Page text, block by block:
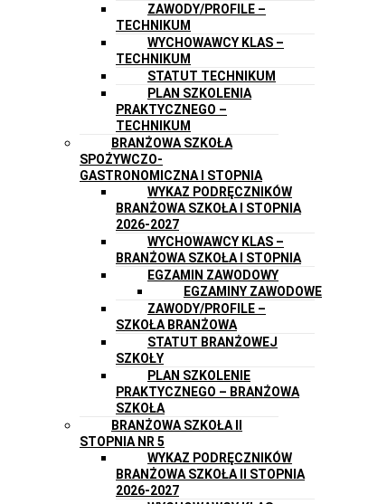
ZAWODY/PROFILE –
TECHNIKUM
WYCHOWAWCY KLAS –
TECHNIKUM
STATUT TECHNIKUM
PLAN SZKOLENIA
PRAKTYCZNEGO –
TECHNIKUM
BRANŻOWA SZKOŁA
SPOŻYWCZO-
GASTRONOMICZNA I STOPNIA
WYKAZ PODRĘCZNIKÓW
BRANŻOWA SZKOŁA I STOPNIA
2026-2027
WYCHOWAWCY KLAS –
BRANŻOWA SZKOŁA I STOPNIA
EGZAMIN ZAWODOWY
EGZAMINY ZAWODOWE
ZAWODY/PROFILE –
SZKOŁA BRANŻOWA
STATUT BRANŻOWEJ
SZKOŁY
PLAN SZKOLENIE
PRAKTYCZNEGO – BRANŻOWA
SZKOŁA
BRANŻOWA SZKOŁA II
STOPNIA NR 5
WYKAZ PODRĘCZNIKÓW
BRANŻOWA SZKOŁA II STOPNIA
2026-2027